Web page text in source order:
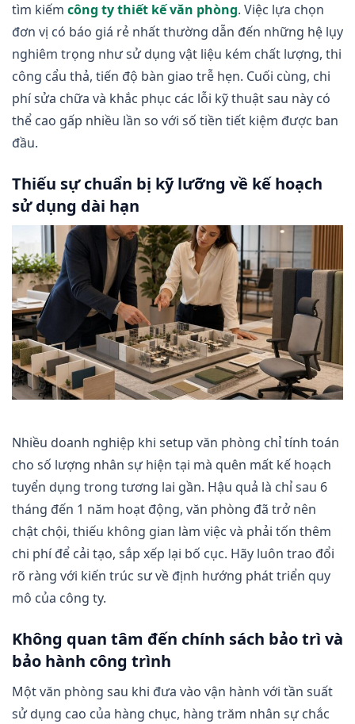
tìm kiếm công ty thiết kế văn phòng. Việc lựa chọn
đơn vị có báo giá rẻ nhất thường dẫn đến những hệ lụy
nghiêm trọng như sử dụng vật liệu kém chất lượng, thi
công cẩu thả, tiến độ bàn giao trễ hẹn. Cuối cùng, chi
phí sửa chữa và khắc phục các lỗi kỹ thuật sau này có
thể cao gấp nhiều lần so với số tiền tiết kiệm được ban
đầu.
Thiếu sự chuẩn bị kỹ lưỡng về kế hoạch
sử dụng dài hạn
Nhiều doanh nghiệp khi setup văn phòng chỉ tính toán
cho số lượng nhân sự hiện tại mà quên mất kế hoạch
tuyển dụng trong tương lai gần. Hậu quả là chỉ sau 6
tháng đến 1 năm hoạt động, văn phòng đã trở nên
chật chội, thiếu không gian làm việc và phải tốn thêm
chi phí để cải tạo, sắp xếp lại bố cục. Hãy luôn trao đổi
rõ ràng với kiến trúc sư về định hướng phát triển quy
mô của công ty.
Không quan tâm đến chính sách bảo trì và
bảo hành công trình
Một văn phòng sau khi đưa vào vận hành với tần suất
sử dụng cao của hàng chục, hàng trăm nhân sự chắc